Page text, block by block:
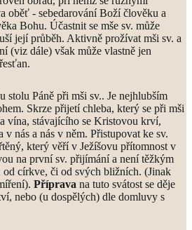
oběť - sebedarování Boží člověku a
Bohu. Účastnit se mše sv. může
její průběh. Aktivně prožívat mši sv. a
(viz dále) však může vlastně jen
stolu Páně při mši sv.. Je nejhlubším
Skrze přijetí chleba, který se při mši
vína, stávajícího se Kristovou krví,
nás a nás v něm. Přistupovat ke sv.
který věří v Ježíšovu přítomnost v
na první sv. přijímání a není těžkým
od církve, či od svých bližních. (Jinak
Příprava na tuto svátost se děje
nebo (u dospělých) dle domluvy s